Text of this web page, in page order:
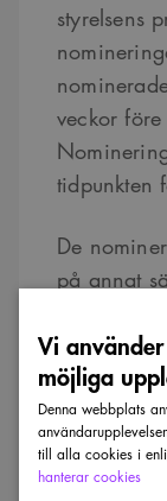
styrelsens
veckor
tidpunkten
De
på annat
juryn välja
anges till
8. Juryns
Vi
möjliga
Denna webbplats
till alla cookies i
hanterar cookies